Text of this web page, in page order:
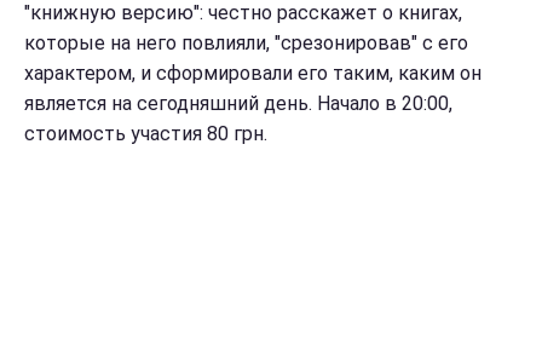
"книжную версию": честно расскажет о книгах,
которые на него повлияли, "срезонировав" с его
характером, и сформировали его таким, каким он
является на сегодняшний день. Начало в 20:00,
стоимость участия 80 грн.